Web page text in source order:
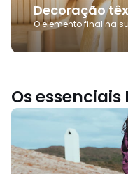
Decoração
O elemento final na
Os
Fatos
banho
ou
biquíni?